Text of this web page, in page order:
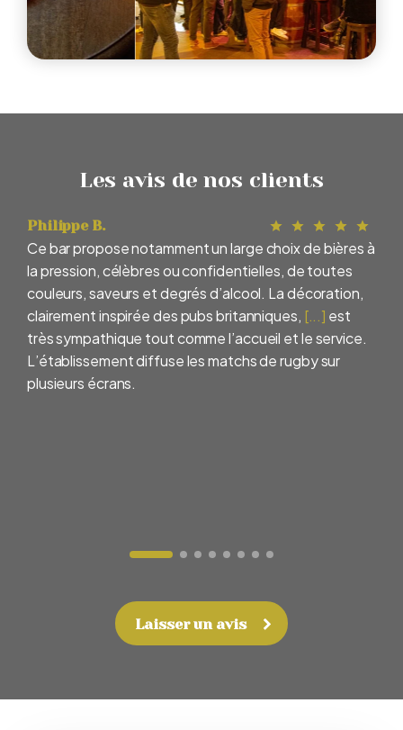
Les avis de nos clients
Philippe B.
Ce bar propose notamment un large choix de bières à
la pression, célèbres ou confidentielles, de toutes
couleurs, saveurs et degrés d’alcool. La décoration,
clairement inspirée des pubs britanniques, [...] est
très sympathique tout comme l’accueil et le service.
L’établissement diffuse les matchs de rugby sur
plusieurs écrans.
Laisser un avis